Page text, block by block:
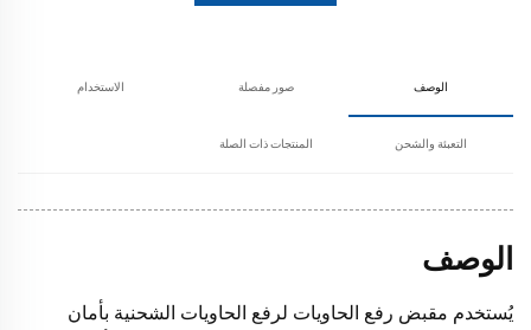
الوصف صور مفصلة الاستخدام
التعبئة والشحن المنتجات ذات الصلة
الوصف
يُستخدم مقبض رفع الحاويات لرفع الحاويات الشحنية بأمان